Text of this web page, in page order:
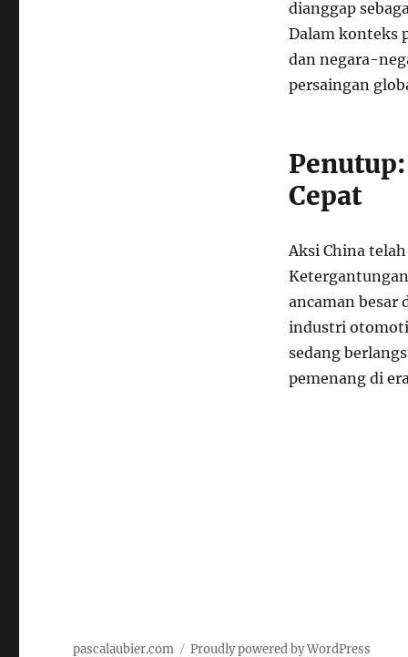
dianggap
Dalam konteks
dan negara-
persaingan
Cepat
Aksi China
ancaman besar
industri
sedang
pemenang di
pascalaubier.com Proudly powered by WordPress